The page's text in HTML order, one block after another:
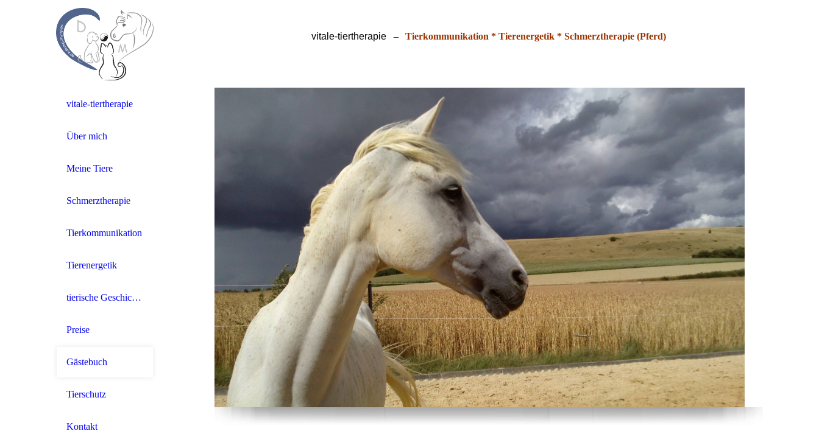
vitale-tiertherapie – Tierkommunikation * Tierenergetik * Schmerztherapie (Pferd)
vitale-tiertherapie
Über mich
Meine Tiere
Schmerztherapie
Tierkommunikation
Tierenergetik
tierische Geschichten
Preise
Gästebuch
Tierschutz
Kontakt